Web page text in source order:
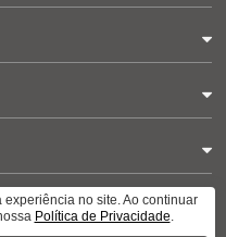
os direitos reservados. Ofertas Válidas até o
à Análise e Confirmação de Dados. As
são meramente ilustrativas.
no site. Ao continuar
Política de Privacidade.